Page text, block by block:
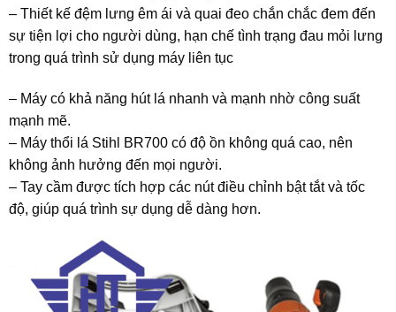
– Thiết kế đệm lưng êm ái và quai đeo chắn chắc đem đến
sự tiện lợi cho người dùng, hạn chế tình trạng đau mỏi lưng
trong quá trình sử dụng máy liên tục
– Máy có khả năng hút lá nhanh và mạnh nhờ công suất
mạnh mẽ.
– Máy thổi lá Stihl BR700 có độ ồn không quá cao, nên
không ảnh hưởng đến mọi người.
– Tay cầm được tích hợp các nút điều chỉnh bật tắt và tốc
độ, giúp quá trình sự dụng dễ dàng hơn.